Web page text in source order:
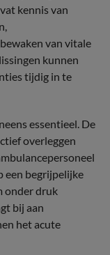
kennis van
van vitale
kunnen
tijdig in te
essentieel. De
overleggen
een begrijpelijke
onder druk
bij aan
het acute